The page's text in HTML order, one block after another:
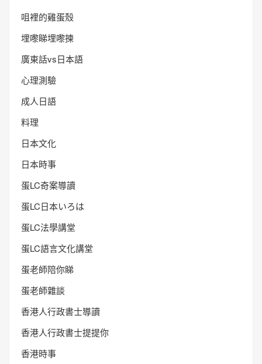
咀裡的雞蛋殼
埋嚟睇埋嚟揀
廣東話vs日本語
心理測驗
成人日語
料理
日本文化
日本時事
蛋LC奇案導讀
蛋LC日本いろは
蛋LC法學講堂
蛋LC語言文化講堂
蛋老師陪你睇
蛋老師雜談
香港人行政書士導讀
香港人行政書士提提你
香港時事